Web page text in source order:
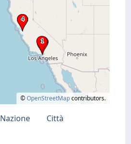
©OpenStreetMapcontributors.
Nazione
Città